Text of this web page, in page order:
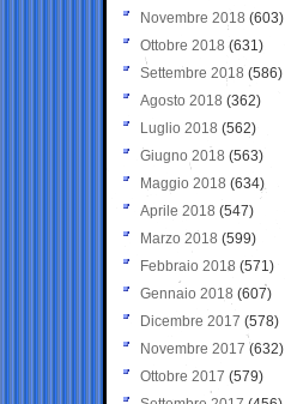
Novembre 2018 (603)
Ottobre 2018 (631)
Settembre 2018 (586)
Agosto 2018 (362)
Luglio 2018 (562)
Giugno 2018 (563)
Maggio 2018 (634)
Aprile 2018 (547)
Marzo 2018 (599)
Febbraio 2018 (571)
Gennaio 2018 (607)
Dicembre 2017 (578)
Novembre 2017 (632)
Ottobre 2017 (579)